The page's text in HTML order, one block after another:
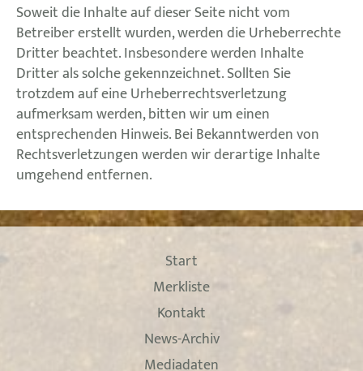
Soweit die Inhalte auf dieser Seite nicht vom
Betreiber erstellt wurden, werden die Urheberrechte
Dritter beachtet. Insbesondere werden Inhalte
Dritter als solche gekennzeichnet. Sollten Sie
trotzdem auf eine Urheberrechtsverletzung
aufmerksam werden, bitten wir um einen
entsprechenden Hinweis. Bei Bekanntwerden von
Rechtsverletzungen werden wir derartige Inhalte
umgehend entfernen.
Start
Merkliste
Kontakt
News-Archiv
Mediadaten